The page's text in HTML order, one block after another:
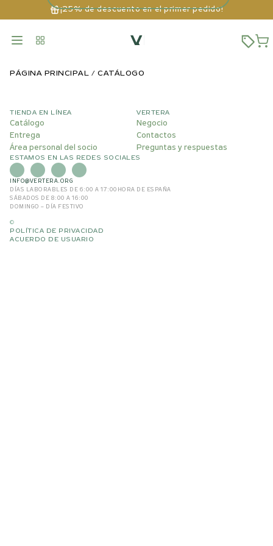
¡25% de descuento en el primer pedido!
PÁGINA PRINCIPAL CATÁLOGO
TIENDA EN LÍNEA
Catálogo
Entrega
Área personal del socio
VERTERA
Negocio
Contactos
Preguntas y respuestas
ESTAMOS EN LAS REDES SOCIALES
INFO@VERTERA.ORG
DÍAS LABORABLES DE 6:00 A 17:00 HORA DE ESPAÑA
SÁBADOS DE 8:00 A 16:00
DOMINGO – DÍA FESTIVO
©
POLÍTICA DE PRIVACIDAD
ACUERDO DE USUARIO